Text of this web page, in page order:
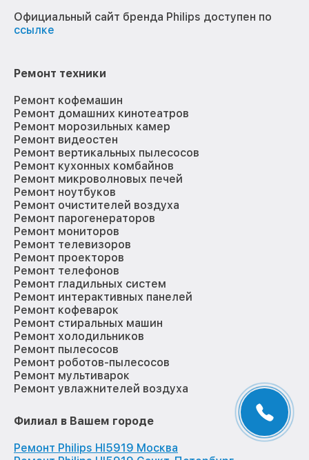
Официальный сайт бренда Philips доступен по
ссылке
Ремонт техники
Ремонт кофемашин
Ремонт домашних кинотеатров
Ремонт морозильных камер
Ремонт видеостен
Ремонт вертикальных пылесосов
Ремонт кухонных комбайнов
Ремонт микроволновых печей
Ремонт ноутбуков
Ремонт очистителей воздуха
Ремонт парогенераторов
Ремонт мониторов
Ремонт телевизоров
Ремонт проекторов
Ремонт телефонов
Ремонт гладильных систем
Ремонт интерактивных панелей
Ремонт кофеварок
Ремонт стиральных машин
Ремонт холодильников
Ремонт пылесосов
Ремонт роботов-пылесосов
Ремонт мультиварок
Ремонт увлажнителей воздуха
Филиал в Вашем городе
Ремонт Philips HI5919 Москва